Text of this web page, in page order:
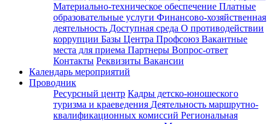
Материально-техническое обеспечение Платные
образовательные услуги Финансово-хозяйственная
деятельность Доступная среда О противодействии
коррупции Базы Центра Профсоюз Вакантные
места для приема Партнеры Вопрос-ответ
Контакты Реквизиты Вакансии
Календарь мероприятий
Проводник
Ресурсный центр Кадры детско-юношеского
туризма и краеведения Деятельность маршрутно-
квалификационных комиссий Региональная